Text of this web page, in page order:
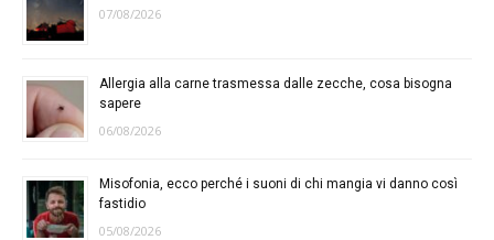
07/08/2026
Allergia alla carne trasmessa dalle zecche, cosa bisogna
sapere
06/08/2026
Misofonia, ecco perché i suoni di chi mangia vi danno così
fastidio
05/08/2026